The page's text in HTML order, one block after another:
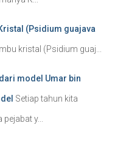
(Psidium guajava
kristal (Psidium guaj...
model Umar bin
Setiap tahun kita
y...